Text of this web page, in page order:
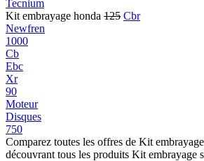
Tecnium
Kit embrayage honda 125 Cbr
Newfren
1000
Cb
Ebc
Xr
90
Moteur
Disques
750
Comparez toutes les offres de Kit
découvrant tous les produits Kit embrayage